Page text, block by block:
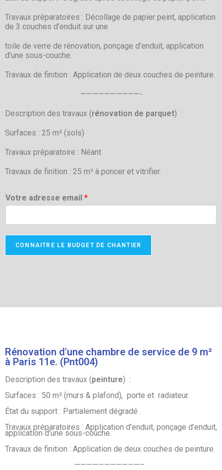
Travaux préparatoires : Décollage de papier peint, application
de 3 couches d’enduit sur une
toile de verre de rénovation, ponçage d’enduit, application
d’une sous-couche.
Travaux de finition : Application de deux couches de peinture.
——————————-
Description des travaux (rénovation de parquet) :
Surfaces : 25 m² (sols)
Travaux préparatoire : Néant.
Travaux de finition : 25 m² à poncer et vitrifier.
Votre adresse email *
CONNAITRE LE BUDGET DE CHANTIER
Rénovation d'une chambre de service de 9 m²
à Paris 11e. (Pnt004)
Description des travaux (peinture) :
Surfaces : 50 m² (murs & plafond), porte et radiateur.
État du support : Partialement dégradé .
Travaux préparatoires : Application d’enduit, ponçage d’enduit,
application d’une sous-couche.
Travaux de finition : Application de deux couches de peinture.
———————————–